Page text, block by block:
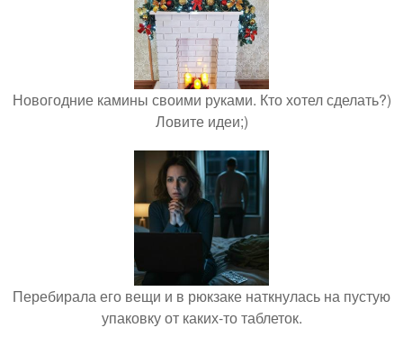
Новогодние камины своими руками. Кто хотел сделать?)
Ловите идеи;)
Перебирала его вещи и в рюкзаке наткнулась на пустую
упаковку от каких-то таблеток.